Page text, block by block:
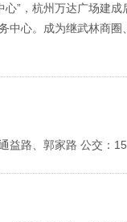
心”，杭州万达广场建
中心。成为继武林商
益路、郭家路 公交：